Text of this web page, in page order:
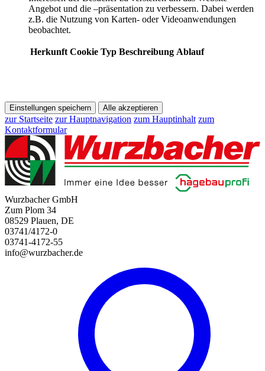
Angebot und die –präsentation zu verbessern. Dabei werden
z.B. die Nutzung von Karten- oder Videoanwendungen
beobachtet.
Herkunft Cookie Typ Beschreibung Ablauf
Einstellungen speichern Alle akzeptieren
zur Startseite zur Hauptnavigation zum Hauptinhalt zum
Kontaktformular
Wurzbacher GmbH
Zum Plom 34
08529 Plauen, DE
03741/4172-0
03741-4172-55
info@wurzbacher.de